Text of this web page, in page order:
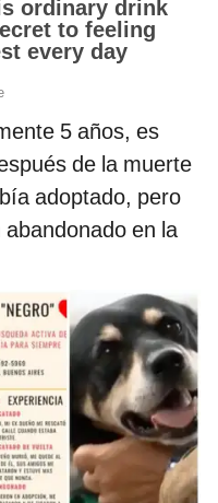
5 años, es
de la muerte
adoptado, pero
en la